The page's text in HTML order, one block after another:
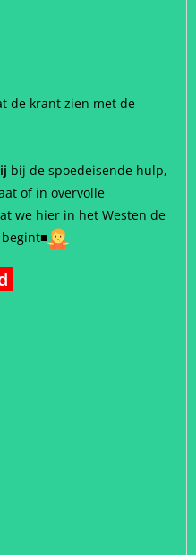
de krant zien met de
bij de spoedeisende hulp,
of in overvolle
we hier in het Westen de
begint■